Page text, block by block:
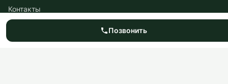
Контакты
Для застройщиков
Позвонить